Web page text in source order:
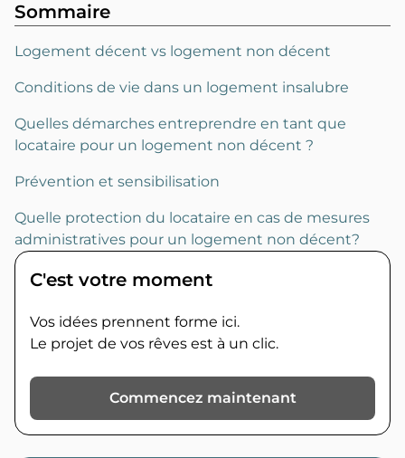
Sommaire
Logement décent vs logement non décent
Conditions de vie dans un logement insalubre
Quelles démarches entreprendre en tant que
locataire pour un logement non décent ?
Prévention et sensibilisation
Quelle protection du locataire en cas de mesures
administratives pour un logement non décent?
C'est votre moment
Vos idées prennent forme ici.
Le projet de vos rêves est à un clic.
Commencez maintenant